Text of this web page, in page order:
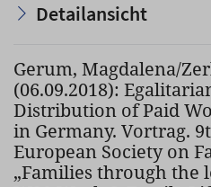
Detailansicht
Gerum, Magdalena/
(06.09.2018):
Distribution of Paid
in Germany. Vortrag.
European Society on
„Families through the